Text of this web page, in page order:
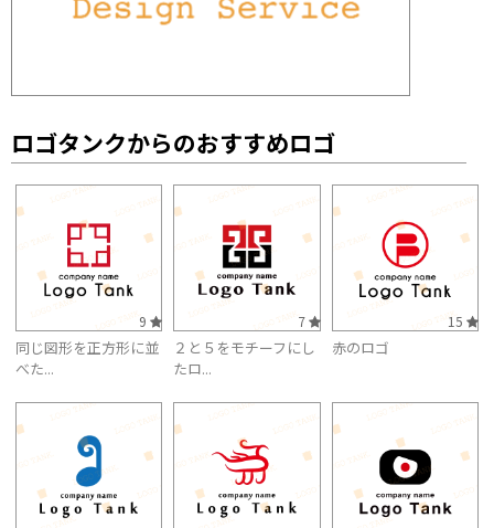
ロゴタンクからのおすすめロゴ
9
同じ図形を正方形に並
べた...
7
２と５をモチーフにし
たロ...
15
赤のロゴ